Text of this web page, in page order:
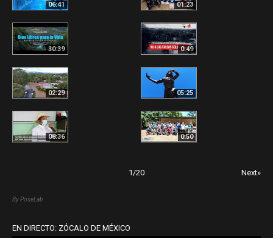
06:41 01:23
30:39 0:49
02:29 05:25
08:36 0:50
1/20 Next»
By PoseLab
EN DIRECTO: ZÓCALO DE MÉXICO